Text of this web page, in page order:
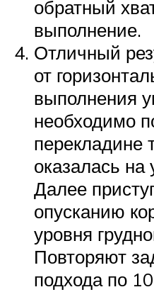
обратный
выполнение.
Отличный
от
выполнения
необходимо
перекладине
оказалась на
Далее
опусканию
уровня
Повторяют
подхода по